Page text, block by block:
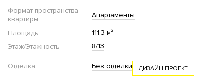
Формат пространства
квартиры
Апартаменты
Площадь
111.3 м²
Этаж/Этажность
8/13
Отделка Без отделки ДИЗАЙН ПРОЕКТ